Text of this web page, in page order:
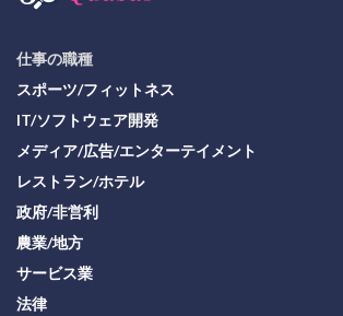
仕事の職種
スポーツ/フィットネス
IT/ソフトウェア開発
メディア/広告/エンターテイメント
レストラン/ホテル
政府/非営利
農業/地方
サービス業
法律